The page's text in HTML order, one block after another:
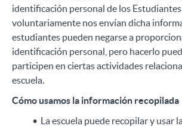
identificación personal de los
voluntariamente nos envían dicha
estudiantes pueden negarse a
identificación personal, pero hacerlo
participen en ciertas actividades
escuela.
Cómo usamos la información recopilada
La escuela puede recopilar y usar